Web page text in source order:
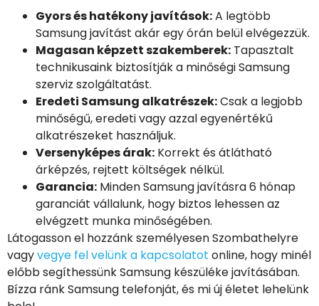
Gyors és hatékony javítások:A legtöbb
Samsung javítást akár egy órán belül elvégezzük.
Magasan képzett szakemberek: Tapasztalt
technikusaink biztosítják a minőségi Samsung
szerviz szolgáltatást.
Eredeti Samsung alkatrészek:Csak a legjobb
minőségű, eredeti vagy azzal egyenértékű
alkatrészeket használjuk.
Versenyképes árak: Korrekt és átlátható
árképzés, rejtett költségek nélkül.
Garancia: Minden Samsung javításra 6 hónap
garanciát vállalunk, hogy biztos lehessen az
elvégzett munka minőségében.
Látogasson el hozzánk személyesen Szombathelyre
vagyvegye fel velünk a kapcsolatot online, hogy minél
előbb segíthessünk Samsung készüléke javításában.
Bízza ránk Samsung telefonját, és mi új életet lehelünk